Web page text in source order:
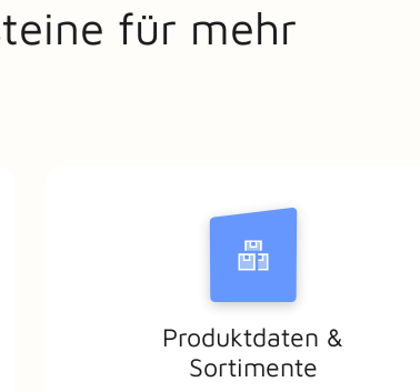
für mehr
Produktdaten &
Sortimente